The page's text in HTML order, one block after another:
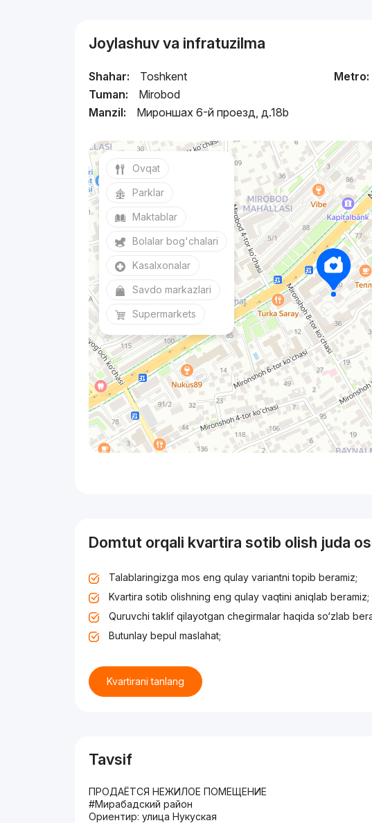
Joylashuv va infratuzilma
Shahar:
Toshkent
Tuman:
Mirobod
Manzil:
Мироншах 6-й проезд, д.18b
Metro:
Ovqat
Parklar
Maktablar
Bolalar bog'chalari
Kasalxonalar
Savdo markazlari
Supermarkets
Domtut orqali kvartira sotib olish juda
Talablaringizga mos eng qulay variantni topib beramiz;
Kvartira sotib olishning eng qulay vaqtini aniqlab beramiz;
Quruvchi taklif qilayotgan chegirmalar haqida so‘zlab
Butunlay bepul maslahat;
Kvartirani tanlang
Tavsif
ПРОДАЁТСЯ НЕЖИЛОЕ ПОМЕЩЕНИЕ
#Мирабадский район
Ориентир: улица Нукуская